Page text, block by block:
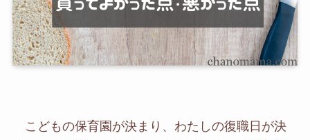
こどもの保育園が決まり、わたしの復職日が決